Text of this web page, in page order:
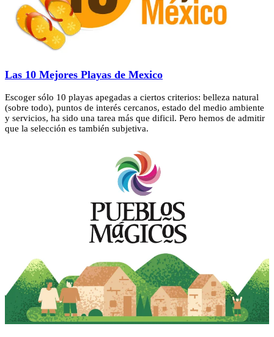
Las 10 Mejores Playas de Mexico
Escoger sólo 10 playas apegadas a ciertos criterios: belleza natural
(sobre todo), puntos de interés cercanos, estado del medio ambiente
y servicios, ha sido una tarea más que dificil. Pero hemos de admitir
que la selección es también subjetiva.